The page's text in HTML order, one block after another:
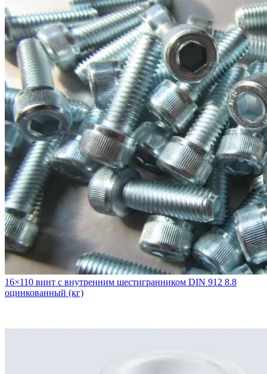
16×110 винт с внутренним шестигранником DIN 912 8.8
оцинкованный (кг)